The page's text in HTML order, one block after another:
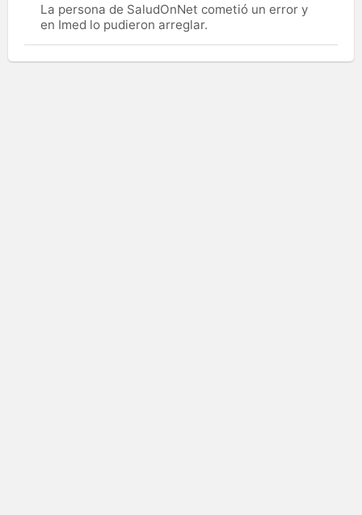
La persona de SaludOnNet cometió un error y
en Imed lo pudieron arreglar.